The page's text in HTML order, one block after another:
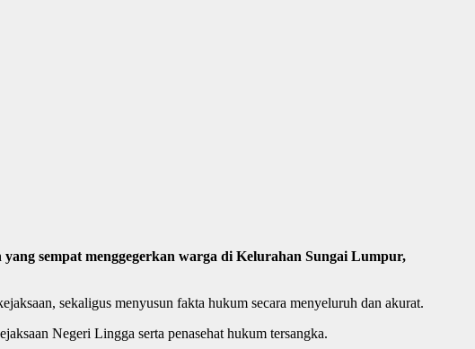
sempat menggegerkan warga di Kelurahan Sungai Lumpur,
sekaligus menyusun fakta hukum secara menyeluruh dan akurat.
Negeri Lingga serta penasehat hukum tersangka.